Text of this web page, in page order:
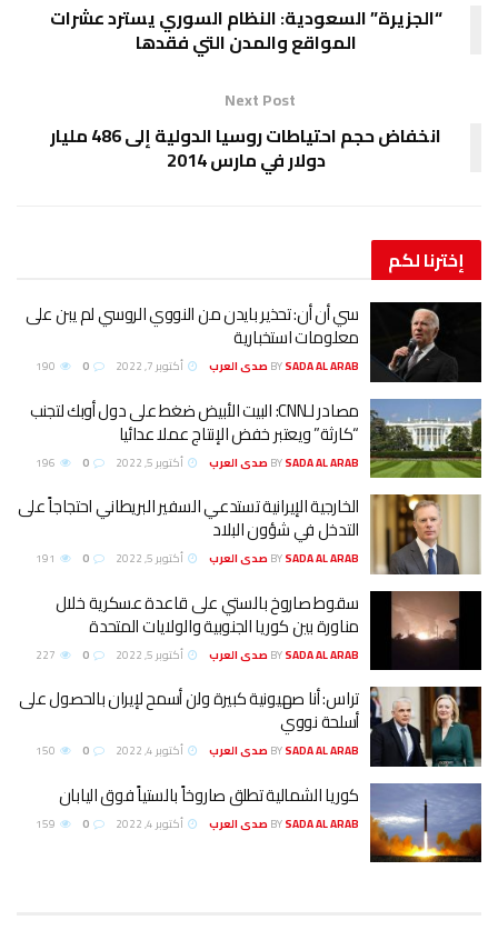
“الجزيرة” السعودية: النظام السوري يسترد عشرات
المواقع والمدن التي فقدها
Next Post
انخفاض حجم احتياطات روسيا الدولية إلى 486 مليار
دولار في مارس 2014
إخترنالكم
سي أن أن: تحذير بايدن من النووي الروسي لم يبن على
معلومات استخبارية
BYSADA AL ARAB صدى العرب أكتوبر 7, 2022
مصادر لـCNN: البيت الأبيض ضغط على دول أوبك لتجنب
“كارثة” ويعتبر خفض الإنتاج عملا عدائيا
BYSADA AL ARAB صدى العرب أكتوبر 5, 2022
الخارجية الإيرانية تستدعي السفير البريطاني احتجاجاً على
التدخل في شؤون البلاد
BYSADA AL ARAB صدى العرب أكتوبر 5, 2022
سقوط صاروخ بالستي على قاعدة عسكرية خلال
مناورة بين كوريا الجنوبية والولايات المتحدة
BYSADA AL ARAB صدى العرب أكتوبر 5, 2022
تراس: أنا صهيونية كبيرة ولن أسمح لإيران بالحصول على
أسلحة نووي
BYSADA AL ARAB صدى العرب أكتوبر 4, 2022
كوريا الشمالية تطلق صاروخاً بالستياً فوق اليابان
BYSADA AL ARAB صدى العرب أكتوبر 4, 2022